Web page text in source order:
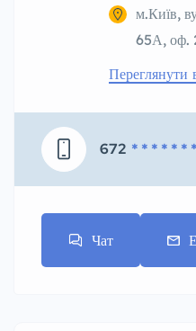
м.Київ,
65А, оф.
Переглянути
672 * * * * * *
Чат